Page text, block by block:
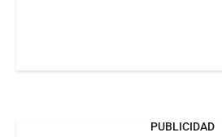
PUBLICIDAD